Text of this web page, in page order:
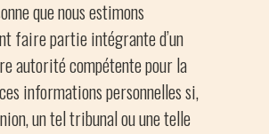
que nous estimons
faire partie intégrante d’un
autorité compétente pour la
informations personnelles si,
un tel tribunal ou une telle